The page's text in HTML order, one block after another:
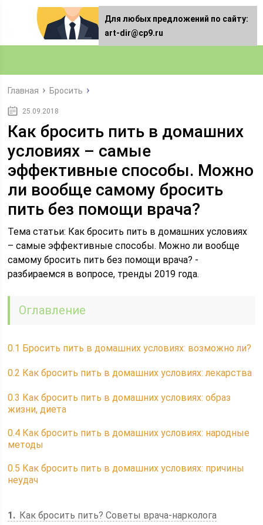
Главная Бросить
25.09.2018
Как бросить пить в домашних
условиях – самые
эффективные способы. Можно
ли вообще самому бросить
пить без помощи врача?
Тема статьи: Как бросить пить в домашних условиях
– самые эффективные способы. Можно ли вообще
самому бросить пить без помощи врача? -
разбираемся в вопросе, тренды 2019 года.
Оглавление
0.1 Бросить пить в домашних условиях: возможно ли?
0.2 Как бросить пить в домашних условиях: лекарства
0.3 Как бросить пить в домашних условиях: образ
жизни, диета
0.4 Как бросить пить в домашних условиях: народные
методы
0.5 Как бросить пить в домашних условиях: причины
неудач
1
Как бросить пить? Советы врача-нарколога
Для любых предложений по сайту:
art-dir@cp9.ru